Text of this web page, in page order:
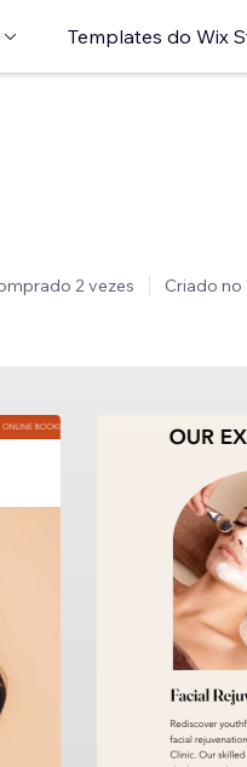
Templates do Wix
2 vezes Criado no